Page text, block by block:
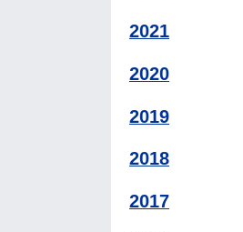
2021
2020
2019
2018
2017